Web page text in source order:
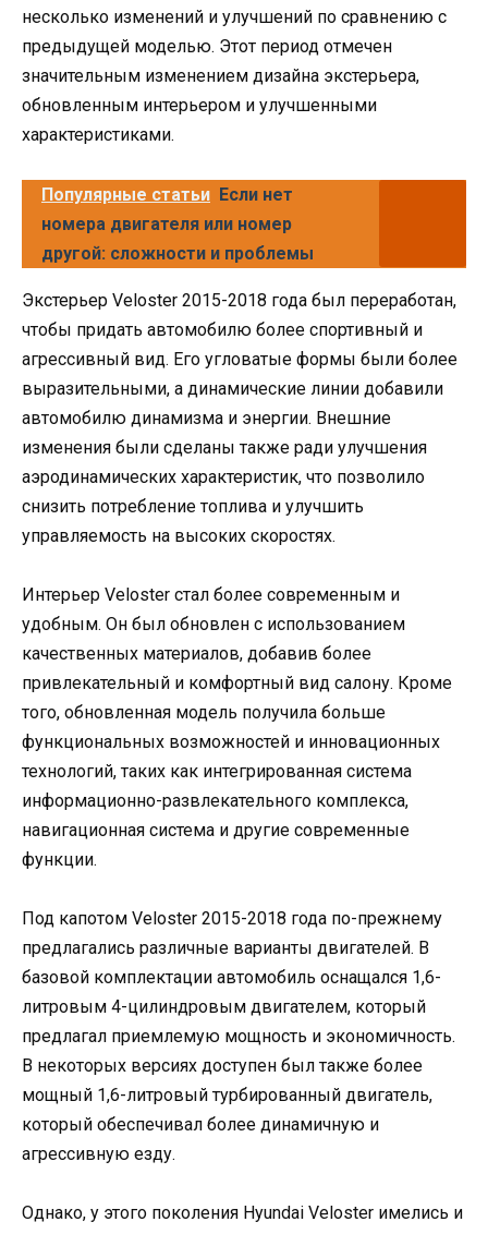
несколько изменений и улучшений по сравнению с
предыдущей моделью. Этот период отмечен
значительным изменением дизайна экстерьера,
обновленным интерьером и улучшенными
характеристиками.
Популярные статьи Если нет
номера двигателя или номер
другой: сложности и проблемы
Экстерьер Veloster 2015-2018 года был переработан,
чтобы придать автомобилю более спортивный и
агрессивный вид. Его угловатые формы были более
выразительными, а динамические линии добавили
автомобилю динамизма и энергии. Внешние
изменения были сделаны также ради улучшения
аэродинамических характеристик, что позволило
снизить потребление топлива и улучшить
управляемость на высоких скоростях.
Интерьер Veloster стал более современным и
удобным. Он был обновлен с использованием
качественных материалов, добавив более
привлекательный и комфортный вид салону. Кроме
того, обновленная модель получила больше
функциональных возможностей и инновационных
технологий, таких как интегрированная система
информационно-развлекательного комплекса,
навигационная система и другие современные
функции.
Под капотом Veloster 2015-2018 года по-прежнему
предлагались различные варианты двигателей. В
базовой комплектации автомобиль оснащался 1,6-
литровым 4-цилиндровым двигателем, который
предлагал приемлемую мощность и экономичность.
В некоторых версиях доступен был также более
мощный 1,6-литровый турбированный двигатель,
который обеспечивал более динамичную и
агрессивную езду.
Однако, у этого поколения Hyundai Veloster имелись и